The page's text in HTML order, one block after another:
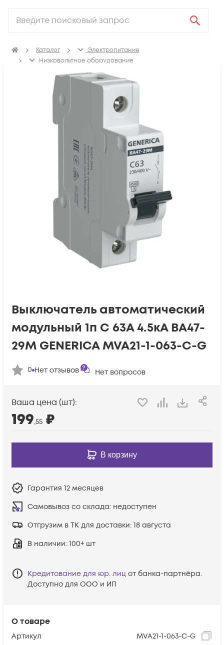
Каталог
Электропитание
Низковольтное оборудование
Выключатель автоматический модульный
О товаре
Артикул
MVA21-1-063-C-G
Выключатель автоматический
модульный 1п C 63А 4.5кА ВА47-
29М GENERICA MVA21-1-063-C-G
0 Нет отзывов Нет вопросов
Ваша цена (шт):
199,55 ₽
В корзину
Гарантия 12 месяцев
Самовывоз со склада: недоступен
Отгрузим в ТК для доставки: 18 августа
В наличии: 100+ шт
Кредитование для юр. лиц от банка-партнёра.
Доступно для ООО и ИП